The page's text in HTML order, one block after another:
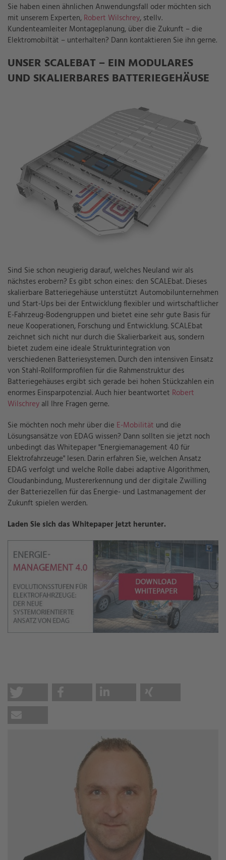
Sie haben einen ähnlichen Anwendungsfall oder möchten sich
mit unserem Experten, Robert Wilschrey, stellv.
Kundenteamleiter Montageplanung, über die Zukunft – die
Elektromobiltät – unterhalten? Dann kontaktieren Sie ihn gerne.
UNSER SCALEBAT – EIN MODULARES
UND SKALIERBARES BATTERIEGEHÄUSE
Sind Sie schon neugierig darauf, welches Neuland wir als
nächstes erobern? Es gibt schon eines: den SCALEbat. Dieses
skalierbare Batteriegehäuse unterstützt Automobilunternehmen
und Start-Ups bei der Entwicklung flexibler und wirtschaftlicher
E-Fahrzeug-Bodengruppen und bietet eine sehr gute Basis für
neue Kooperationen, Forschung und Entwicklung. SCALEbat
zeichnet sich nicht nur durch die Skalierbarkeit aus, sondern
bietet zudem eine ideale Strukturintegration von
verschiedenen Batteriesystemen. Durch den intensiven Einsatz
von Stahl-Rollformprofilen für die Rahmenstruktur des
Batteriegehäuses ergibt sich gerade bei hohen Stückzahlen ein
enormes Einsparpotenzial. Auch hier beantwortet Robert
Wilschrey all Ihre Fragen gerne.
Sie möchten noch mehr über die E-Mobilität und die
Lösungsansätze von EDAG wissen? Dann sollten sie jetzt noch
unbedingt das Whitepaper "Energiemanagement 4.0 für
Elektrofahrzeuge" lesen. Darin erfahren Sie, welchen Ansatz
EDAG verfolgt und welche Rolle dabei adaptive Algorithmen,
Cloudanbindung, Mustererkennung und der digitale Zwilling
der Batteriezellen für das Energie- und Lastmanagement der
Zukunft spielen werden.
Laden Sie sich das Whitepaper jetzt herunter.